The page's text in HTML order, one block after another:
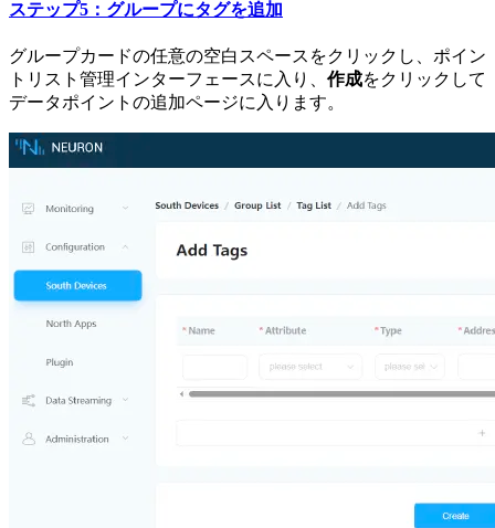
ステップ5：グループにタグを追加
グループカードの任意の空白スペースをクリックし、ポイン
トリスト管理インターフェースに入り、 作成をクリックして
データポイントの追加ページに入ります。